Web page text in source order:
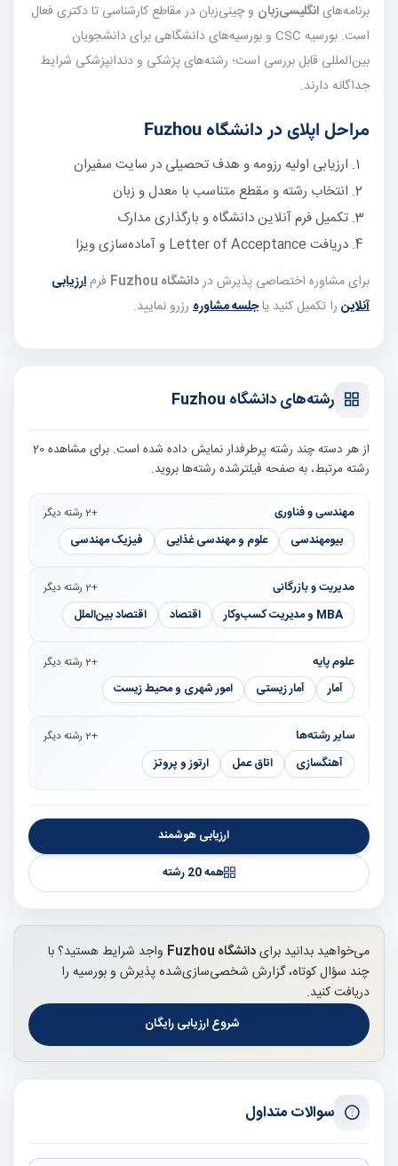
برنامه‌هایانگلیسی‌زبان و چینی‌زبان در مقاطع کارشناسی تا دکتری فعال
است. بورسیه CSC و بورسیه‌های دانشگاهی برای دانشجویان
بین‌المللی قابل بررسی است؛ رشته‌های پزشکی و دندانپزشکی شرایط
جداگانه دارند.
مراحل اپلای در دانشگاه Fuzhou
ارزیابی اولیه رزومه و هدف تحصیلی در سایت سفیران
انتخاب رشته و مقطع متناسب با معدل و زبان
تکمیل فرم آنلاین دانشگاه و بارگذاری مدارک
دریافت Letter of Acceptance و آماده‌سازی ویزا
برای مشاوره اختصاصی پذیرش دردانشگاه Fuzhou فرم ارزیابی
آنلاین را تکمیل کنید یاجلسه مشاوره رزرو نمایید.
رشته‌های دانشگاه Fuzhou
از هر دسته چند رشته پرطرفدار نمایش داده شده است. برای مشاهده 20
رشته مرتبط، به صفحه فیلترشده رشته‌ها بروید.
مهندسی و فناوری +2 رشته دیگر
بیومهندسی علوم و مهندسی غذایی فیزیک مهندسی
مدیریت و بازرگانی +2 رشته دیگر
MBA و مدیریت کسب‌وکار اقتصاد اقتصاد بین‌الملل
علوم پایه +2 رشته دیگر
آمار آمار زیستی امور شهری و محیط زیست
سایر رشته‌ها +2 رشته دیگر
آهنگسازی اتاق عمل ارتوز و پروتز
ارزیابی هوشمند
همه 20 رشته
می‌خواهید بدانید برایدانشگاه Fuzhou
واجد شرایط هستید؟ با
چند سؤال کوتاه، گزارش شخصی‌سازی‌شده پذیرش و بورسیه را
دریافت کنید.
شروع ارزیابی رایگان
سوالات متداول